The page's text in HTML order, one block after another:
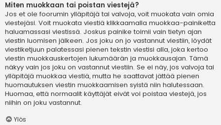
Miten muokkaan tai poistan viestejä?
Jos et ole foorumin ylläpitäjä tai valvoja, voit muokata vain omia
viestejäsi. Voit muokata viestiä klikkaamalla muokkaa-painiketta
haluamassasi viestissä. Joskus painike toimii vain tietyn ajan
viestin luomisen jälkeen. Jos joku on jo vastannut viestiin, löydät
viestiketjuun palatessasi pienen tekstin viestisi alla, joka kertoo
viestin muokkauskertojen lukumäärän ja muokkausajan. Tämä
näkyy vain jos joku on vastannut viestiin. Se ei näy, jos valvoja tai
ylläpitäjä muokkaa viestiä, mutta he saattavat jättää pienen
huomautuksen viestin muokkaamisen syistä niin halutessaan.
Huomaa, että normaalit käyttäjät eivät voi poistaa viestejä, jos
niihin on joku vastannut.
Ylös